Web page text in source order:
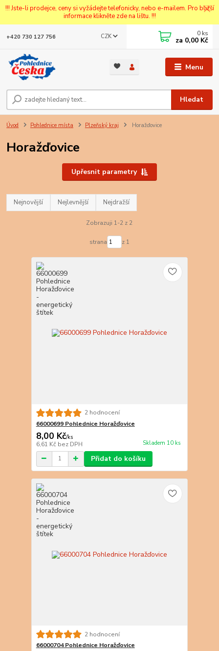
!!! Jste-li prodejce, ceny si vyžádejte telefonicky, nebo e-mailem. Pro bližší
informace klikněte zde na lištu. !!!
Menu
CZK
Hledat
+420 730 127 756 0 ks
za 0,00 Kč
Úvod Pohlednice místa Plzeňský kraj Horažďovice
Horažďovice
Upřesnit parametry
Nejnovější Nejlevnější Nejdražší
Zobrazuji 1-2 z 2
strana z 1
2 hodnocení
66000699 Pohlednice Horažďovice
8,00 Kč/ks
6,61 Kč bez DPH Skladem 10 ks
Přidat do košíku
2 hodnocení
66000704 Pohlednice Horažďovice